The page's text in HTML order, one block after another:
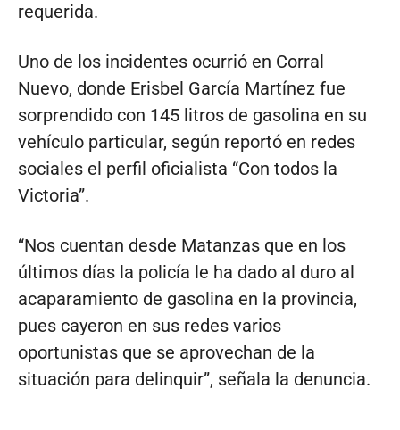
requerida.
Uno de los incidentes ocurrió en Corral
Nuevo, donde Erisbel García Martínez fue
sorprendido con 145 litros de gasolina en su
vehículo particular, según reportó en redes
sociales el perfil oficialista “Con todos la
Victoria”.
“Nos cuentan desde Matanzas que en los
últimos días la policía le ha dado al duro al
acaparamiento de gasolina en la provincia,
pues cayeron en sus redes varios
oportunistas que se aprovechan de la
situación para delinquir”, señala la denuncia.